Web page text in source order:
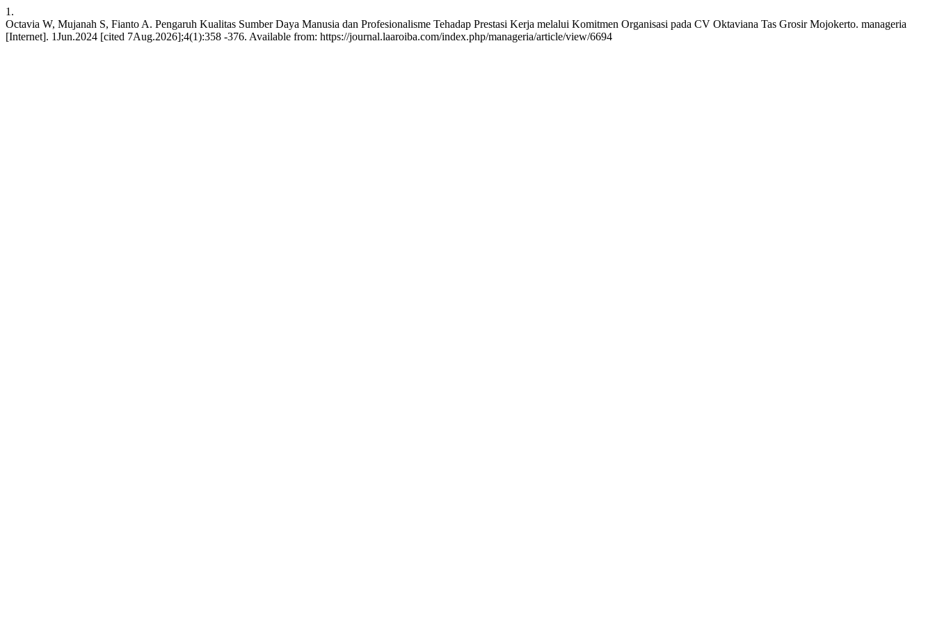
1.
Octavia W, Mujanah S, Fianto A. Pengaruh Kualitas Sumber Daya Manusia dan Profesionalisme Tehadap Prestasi Kerja melalui Komitmen Organisasi pada CV Oktaviana Tas Grosir Mojokerto. manageria
[Internet]. 1Jun.2024 [cited 7Aug.2026];4(1):358 -376. Available from: https://journal.laaroiba.com/index.php/manageria/article/view/6694